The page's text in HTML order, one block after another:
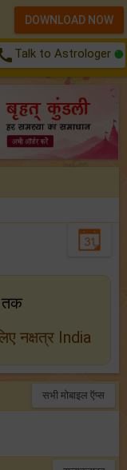
Talk to Astrologer
तक
नक्षत्र India
सभी मोबाइल ऍप्स
DOWNLOAD NOW